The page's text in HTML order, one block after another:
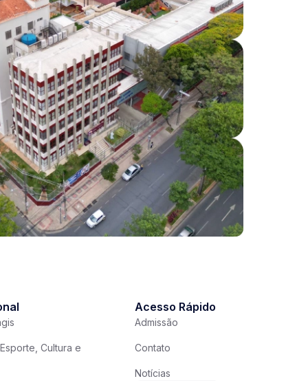
Cultura e
Acesso Rápido
Admissão
Contato
Notícias